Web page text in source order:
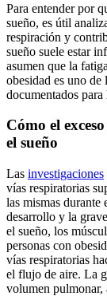
Para entender por
sueño, es útil
respiración y
sueño suele estar
asumen que la
obesidad es uno de
documentados
Cómo el
el sueño
Las investigaciones
vías respiratorias
las mismas durante
desarrollo y la
el sueño, los
personas con
vías respiratorias
el flujo de aire. La
volumen pulmonar,